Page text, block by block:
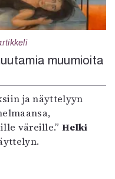
muumioita
ja näyttelyyn
väreille.”Helki